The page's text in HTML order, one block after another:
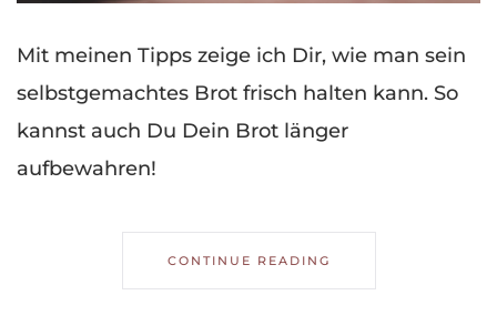
Mit meinen Tipps zeige ich Dir, wie man sein
selbstgemachtes Brot frisch halten kann. So
kannst auch Du Dein Brot länger
aufbewahren!
CONTINUE READING